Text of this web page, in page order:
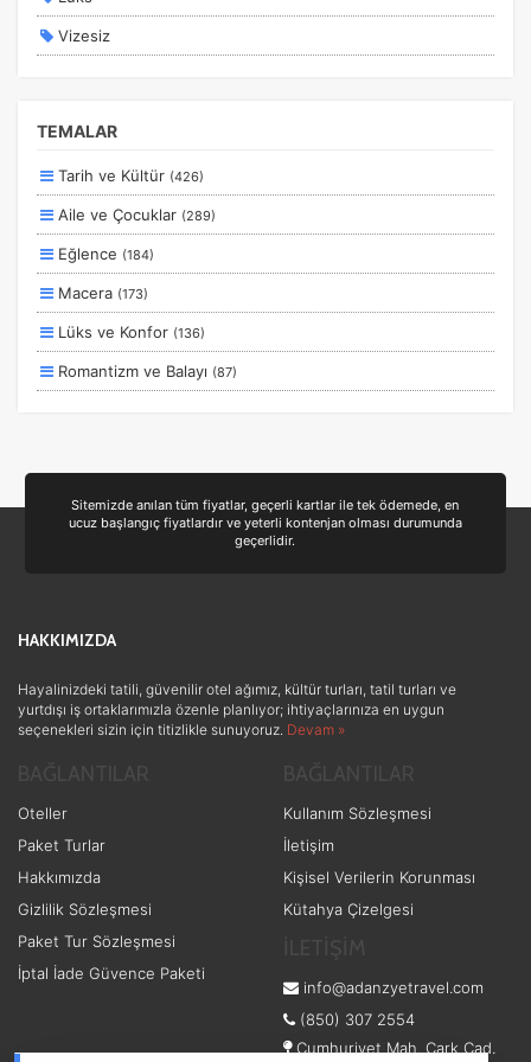
Vizesiz
Planlanan
Otobüs Ile
Uçak Ile
Ekstralar Dahil
TEMALAR
Tarih ve Kültür (426)
Aile ve Çocuklar (289)
Eğlence (184)
Macera (173)
Lüks ve Konfor (136)
Romantizm ve Balayı (87)
Yiyecek ve İçecek(24)
Sağlık ve Güzellik
Sitemizde anılan tüm fiyatlar, geçerli kartlar ile tek ödemede, en
ucuz başlangıç fiyatlardır ve yeterli kontenjan olması durumunda
geçerlidir.
HAKKIMIZDA
Hayalinizdeki tatili, güvenilir otel ağımız, kültür turları, tatil turları ve
yurtdışı iş ortaklarımızla özenle planlıyor; ihtiyaçlarınıza en uygun
seçenekleri sizin için titizlikle sunuyoruz. Devam »
Oteller
Paket Turlar
Hakkımızda
Gizlilik Sözleşmesi
Paket Tur Sözleşmesi
İptal İade Güvence Paketi
Kullanım Sözleşmesi
İletişim
Kişisel Verilerin Korunması
Kütahya Çizelgesi
info@adanzyetravel.com
(850) 307 2554
Cumhuriyet Mah. Çark Cad.